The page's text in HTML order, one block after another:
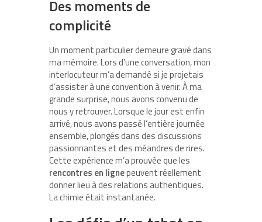
Des moments de
complicité
Un moment particulier demeure gravé dans
ma mémoire. Lors d’une conversation, mon
interlocuteur m’a demandé si je projetais
d’assister à une convention à venir. À ma
grande surprise, nous avons convenu de
nous y retrouver. Lorsque le jour est enfin
arrivé, nous avons passé l’entière journée
ensemble, plongés dans des discussions
passionnantes et des méandres de rires.
Cette expérience m’a prouvée que les
rencontres en lignepeuvent réellement
donner lieu à des relations authentiques.
La chimie était instantanée.